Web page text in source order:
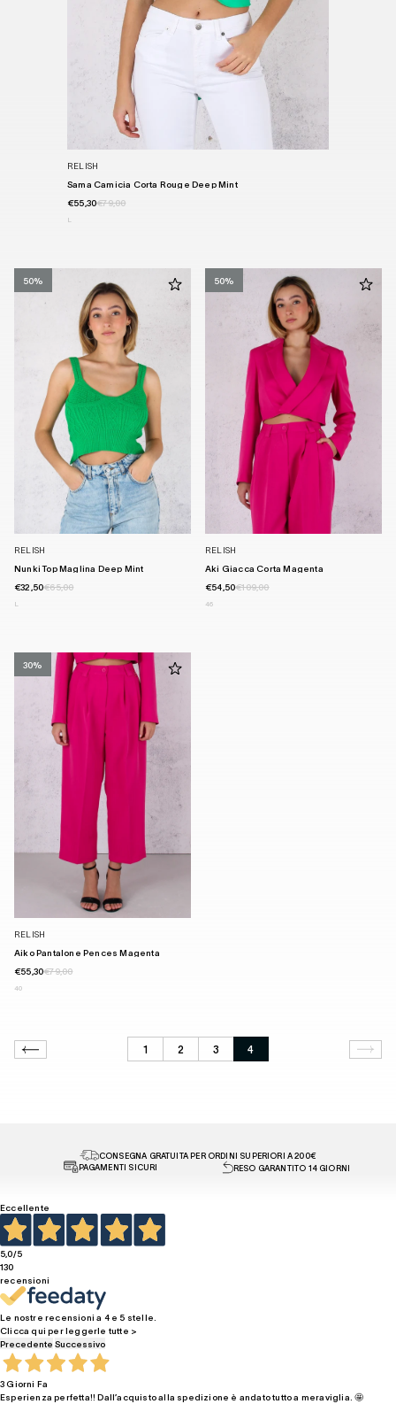
RELISH
Sama Camicia Corta Rouge Deep Mint
€55,30€79,00
L
50%
RELISH
Nunki Top Maglina Deep Mint
€32,50€65,00
L
50%
RELISH
Aki Giacca Corta Magenta
€54,50€109,00
46
30%
RELISH
Aiko Pantalone Pences Magenta
€55,30€79,00
40
1 2 3 4
CONSEGNA GRATUITA PER ORDINI SUPERIORI A 200€
PAGAMENTI SICURI
RESO GARANTITO 14 GIORNI
Eccellente
5,0/5
130
recensioni
Le nostre recensioni a 4 e 5 stelle.
Clicca qui per leggerle tutte >
Precedente Successivo
3 Giorni Fa
Esperienza perfetta!! Dall’acquisto alla spedizione è andato tutto a meraviglia. 🤩